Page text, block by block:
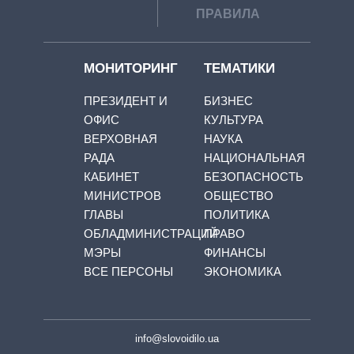
ПРАВИЛА
МОНИТОРИНГ
ПРЕЗИДЕНТ И
ОФИС
ВЕРХОВНАЯ
РАДА
КАБИНЕТ
МИНИСТРОВ
ГЛАВЫ
ОБЛАДМИНИСТРАЦИЙ
МЭРЫ
ВСЕ ПЕРСОНЫ
ТЕМАТИКИ
БИЗНЕС
КУЛЬТУРА
НАУКА
НАЦИОНАЛЬНАЯ
БЕЗОПАСНОСТЬ
ОБЩЕСТВО
ПОЛИТИКА
ПРАВО
ФИНАНСЫ
ЭКОНОМИКА
info@slovoidilo.ua